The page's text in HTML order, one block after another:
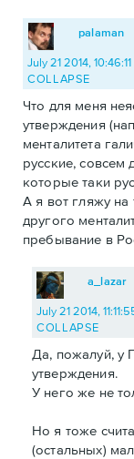
palaman
July 21 2014,
COLLAPSE
Что для меня
утверждения
менталитета
русские, совсем
которые таки
А я вот гляжу на
другого
пребывание в
a_lazar
July 21 2014,
COLLAPSE
Да, пожалуй, у
утверждения.
У него же не
Но я тоже
(остальных)